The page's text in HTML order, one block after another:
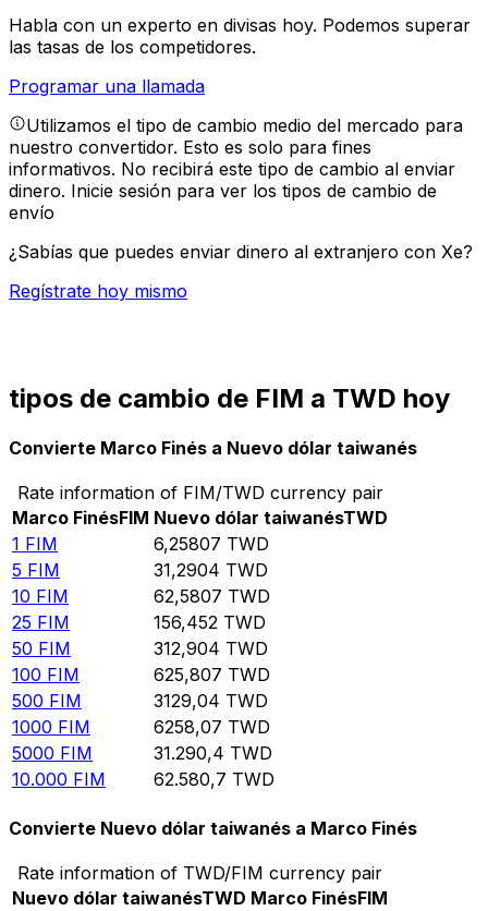
Habla con un experto en divisas hoy. Podemos superar
las tasas de los competidores.
Programar una llamada
Utilizamos el tipo de cambio medio del mercado para
nuestro convertidor. Esto es solo para fines
informativos. No recibirá este tipo de cambio al enviar
dinero. Inicie sesión para ver los tipos de cambio de
envío
¿Sabías que puedes enviar dinero al extranjero con Xe?
Regístrate hoy mismo
tipos de cambio de FIM a TWD hoy
Convierte Marco Finés a Nuevo dólar taiwanés
Rate information of FIM/TWD currency pair
Marco FinésFIM Nuevo dólar taiwanésTWD
1 FIM 6,25807 TWD
5 FIM 31,2904 TWD
10 FIM 62,5807 TWD
25 FIM 156,452 TWD
50 FIM 312,904 TWD
100 FIM 625,807 TWD
500 FIM 3129,04 TWD
1000 FIM 6258,07 TWD
5000 FIM 31.290,4 TWD
10.000 FIM 62.580,7 TWD
Convierte Nuevo dólar taiwanés a Marco Finés
Rate information of TWD/FIM currency pair
Nuevo dólar taiwanésTWD Marco FinésFIM